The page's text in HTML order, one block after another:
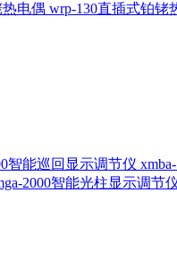
电偶 wrp-130直插式铂铑
智能巡回显示调节仪
2000智能光柱显示调节